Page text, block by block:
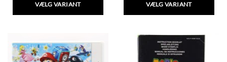
VÆLG VARIANT
flere
varianter.
VÆLG VARIANT
har
flere
varianter.